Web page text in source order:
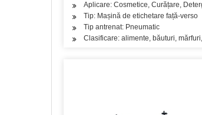
Aplicare: Cosmetice, Curățare,
Tip: Mașină de etichetare față-verso
Tip antrenat: Pneumatic
Clasificare: alimente, băuturi,